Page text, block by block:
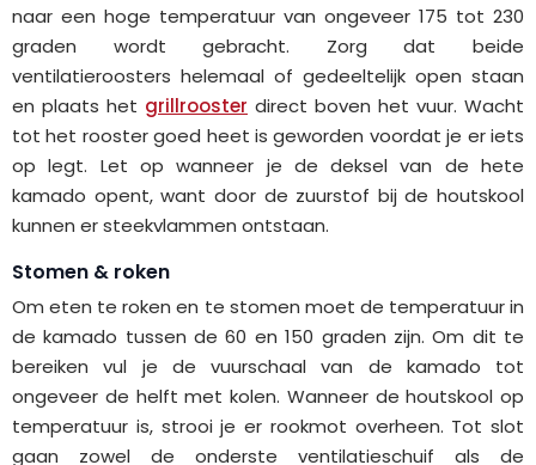
naar een hoge temperatuur van ongeveer 175 tot 230
graden wordt gebracht. Zorg dat beide
ventilatieroosters helemaal of gedeeltelijk open staan
en plaats het grillrooster direct boven het vuur. Wacht
tot het rooster goed heet is geworden voordat je er iets
op legt. Let op wanneer je de deksel van de hete
kamado opent, want door de zuurstof bij de houtskool
kunnen er steekvlammen ontstaan.
Stomen & roken
Om eten te roken en te stomen moet de temperatuur in
de kamado tussen de 60 en 150 graden zijn. Om dit te
bereiken vul je de vuurschaal van de kamado tot
ongeveer de helft met kolen. Wanneer de houtskool op
temperatuur is, strooi je er rookmot overheen. Tot slot
gaan zowel de onderste ventilatieschuif als de